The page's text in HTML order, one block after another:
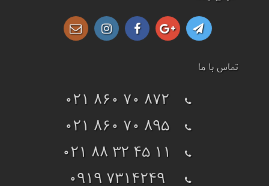
تماس با ما
021 860 70 872
021 860 70 895
021 88 32 45 11
0919 7314249